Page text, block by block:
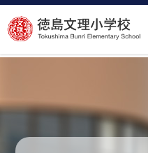
コ
ン